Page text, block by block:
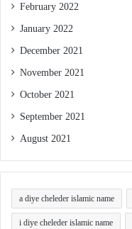
February 2022
January 2022
December 2021
November 2021
October 2021
September 2021
August 2021
a diye cheleder islamic name
i diye cheleder islamic name